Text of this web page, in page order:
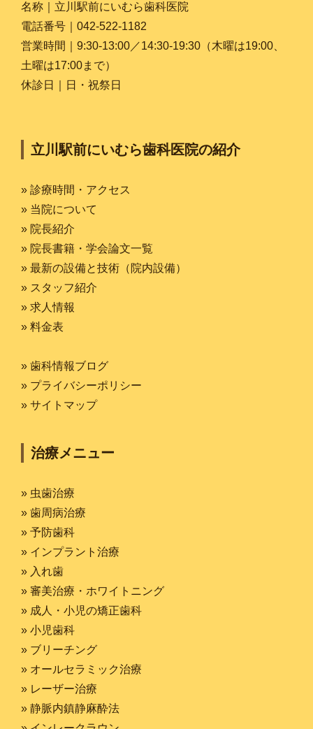
名称｜立川駅前にいむら歯科医院
電話番号｜042-522-1182
営業時間｜9:30-13:00／14:30-19:30（木曜は19:00、
土曜は17:00まで）
休診日｜日・祝祭日
立川駅前にいむら歯科医院の紹介
» 診療時間・アクセス
» 当院について
» 院長紹介
» 院長書籍・学会論文一覧
» 最新の設備と技術（院内設備）
» スタッフ紹介
» 求人情報
» 料金表
» 歯科情報ブログ
» プライバシーポリシー
» サイトマップ
治療メニュー
» 虫歯治療
» 歯周病治療
» 予防歯科
» インプラント治療
» 入れ歯
» 審美治療・ホワイトニング
» 成人・小児の矯正歯科
» 小児歯科
» ブリーチング
» オールセラミック治療
» レーザー治療
» 静脈内鎮静麻酔法